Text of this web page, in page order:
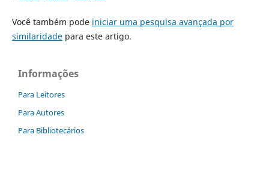
Você também pode iniciar uma pesquisa avançada por
similaridadepara este artigo.
Informações
Para Leitores
Para Autores
Para Bibliotecários